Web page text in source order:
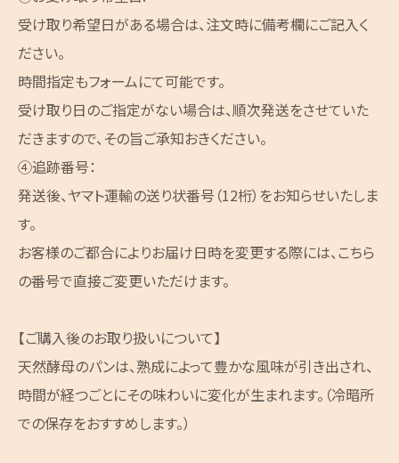
受け取り希望日がある場合は、注文時に備考欄にご記入く
ださい。
時間指定もフォームにて可能です。
受け取り日のご指定がない場合は、順次発送をさせていた
だきますので、その旨ご承知おきください。
④追跡番号：
発送後、ヤマト運輸の送り状番号（12桁）をお知らせいたしま
す。
お客様のご都合によりお届け日時を変更する際には、こちら
の番号で直接ご変更いただけます。
【ご購入後のお取り扱いについて】
天然酵母のパンは、熟成によって豊かな風味が引き出され、
時間が経つごとにその味わいに変化が生まれます。（冷暗所
での保存をおすすめします。）